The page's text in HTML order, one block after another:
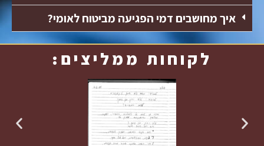
איך מחושבים דמי הפגיעה מביטוח לאומי?
לקוחות ממליצים: